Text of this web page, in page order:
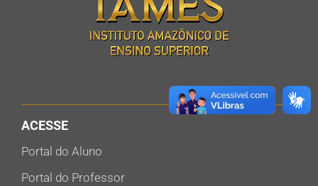
ACESSE
Portal do Aluno
Portal do Professor